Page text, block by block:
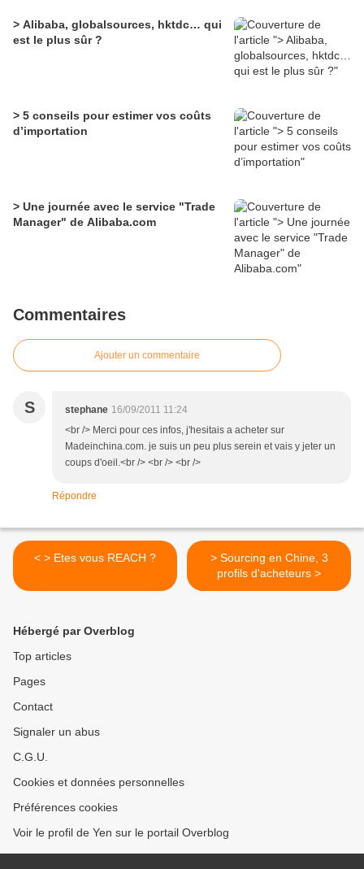
> Alibaba, globalsources, hktdc… qui
est le plus sûr ?
> 5 conseils pour estimer vos coûts
d’importation
> Une journée avec le service "Trade
Manager" de Alibaba.com
Commentaires
Ajouter un commentaire
S stephane 16/09/2011 11:24
<br /> Merci pour ces infos, j'hesitais a acheter sur
Madeinchina.com. je suis un peu plus serein et vais y jeter un
coups d'oeil.<br /> <br /> <br />
Répondre
< > Etes vous REACH ?
> Sourcing en Chine, 3
profils d'acheteurs >
Hébergé par Overblog
Top articles
Pages
Contact
Signaler un abus
C.G.U.
Cookies et données personnelles
Préférences cookies
Voir le profil de Yen sur le portail Overblog